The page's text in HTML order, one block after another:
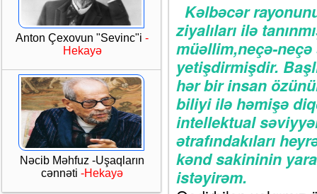
Anton Çexovun "Sevinc"i -
Hekayə
Nəcib Məhfuz -Uşaqların
cənnəti -Hekayə
Kəlbəcər
ziyalıları ilə
müəllim,neçə-
yetişdirmişdir.
hər bir insan
biliyi ilə həmişə
intellektual
ətrafındakıları
kənd sakininin
istəyirəm.